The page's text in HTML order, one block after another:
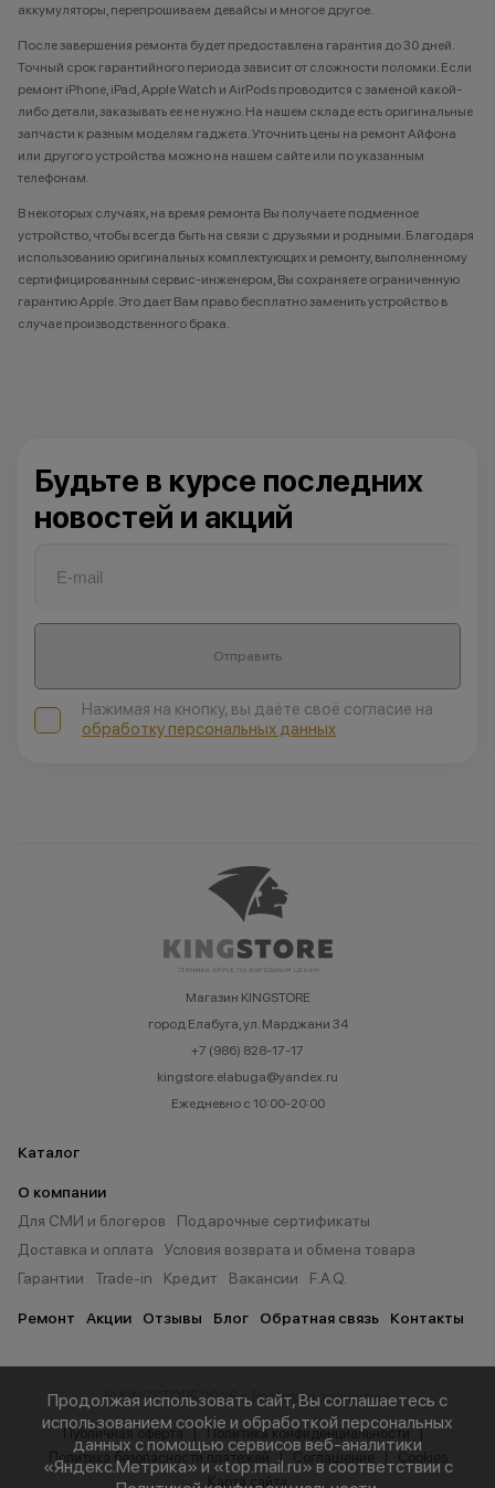
аккумуляторы, перепрошиваем девайсы и многое другое.
После завершения ремонта будет предоставлена гарантия до 30 дней.
Точный срок гарантийного периода зависит от сложности поломки. Если
ремонт iPhone, iPad, Apple Watch и AirPods проводится с заменой какой-
либо детали, заказывать ее не нужно. На нашем складе есть оригинальные
запчасти к разным моделям гаджета. Уточнить цены на ремонт Айфона
или другого устройства можно на нашем сайте или по указанным
телефонам.
В некоторых случаях, на время ремонта Вы получаете подменное
устройство, чтобы всегда быть на связи с друзьями и родными. Благодаря
использованию оригинальных комплектующих и ремонту, выполненному
сертифицированным сервис-инженером, Вы сохраняете ограниченную
гарантию Apple. Это дает Вам право бесплатно заменить устройство в
случае производственного брака.
Будьте в курсе последних
новостей и акций
Отправить
Нажимая на кнопку, вы даёте своё согласие на
обработку персональных данных
Магазин KINGSTORE
город Елабуга, ул. Марджани 34
+7 (986) 828-17-17
kingstore.elabuga@yandex.ru
Ежедневно с 10:00-20:00
Каталог
О компании
Для СМИ и блогеров
Подарочные сертификаты
Доставка и оплата
Условия возврата и обмена товара
Гарантии
Trade-in Кредит Вакансии F.A.Q.
Ремонт Акции Отзывы Блог Обратная связь Контакты
© KINGSTORE 2026 г. Все права защищены.
Публичная оферта
Политика конфиденциальности
Политика безопасности платежей
Карта сайта
Продолжая использовать сайт, Вы соглашаетесь с
использованием cookie и обработкой персональных
данных с помощью сервисов веб-аналитики
«Яндекс.Метрика» и «top.mail.ru» в соответствии с